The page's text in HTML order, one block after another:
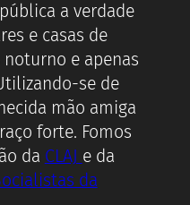
a verdade
e casas de
e apenas
se de
mão amiga
forte. Fomos
da CLAJ e da
da